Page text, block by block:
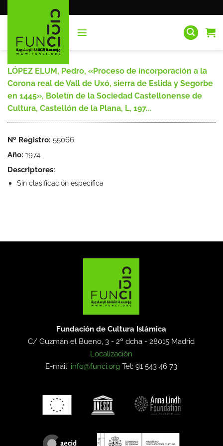
al
LÓPEZ ELUM, Pedro, «Proceso de incorporación a la
Corona real de Vall de Uxó, sierra de Eslida y Segorbe
en 1445», Boletín de la Sociedad Castellonense de
Cultura, Castellón de la Plana, L, 197...
Nº Registro: 55066
Año: 1974
Descriptores:
Sin clasificación específica
Fundación de Cultura Islámica
C/ Guzmán el Bueno, 3 - 2º dcha -28015 Madrid
Localización
E-mail: info@funci.org Tel: 91 543 46 73